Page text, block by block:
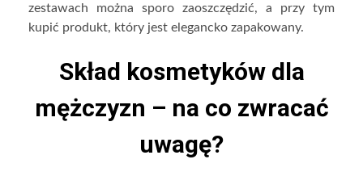
zestawach można sporo zaoszczędzić, a przy tym
kupić produkt, który jest elegancko zapakowany.
Skład kosmetyków dla
mężczyzn – na co zwracać
uwagę?